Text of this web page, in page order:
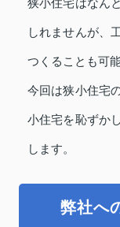
狭小住宅はなん
しれませんが、
つくることも可能
今回は狭小住宅
小住宅を恥ずか
します。
弊社へ